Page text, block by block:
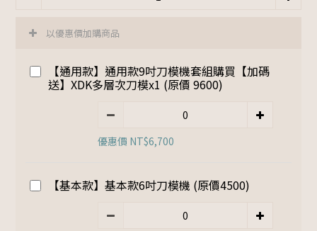
以優惠價加購商品
【通用款】通用款9吋刀模機套組購買【加碼
送】XDK多層次刀模x1 (原價 9600)
優惠價 NT$6,700
【基本款】基本款6吋刀模機 (原價4500)